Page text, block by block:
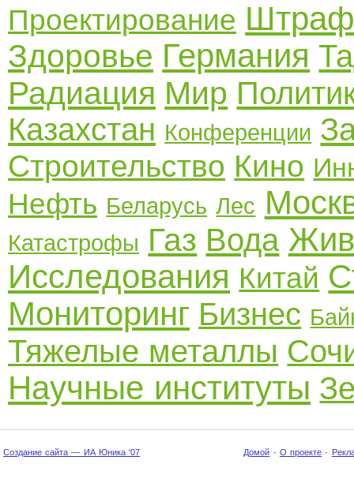
Проектирование
Здоровье Германия
Радиация Мир
Казахстан Конференции
Строительство Кино
Нефть Беларусь Лес
Катастрофы Газ Вода
Исследования Китай
Мониторинг Бизнес
Тяжелые металлы
Научные институты
Создание сайта — ИА Юника '07 Домой · О проекте ·